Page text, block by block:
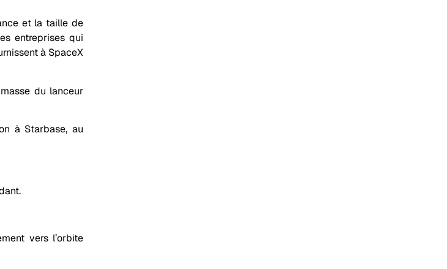
et la taille de
entreprises qui
à SpaceX
du lanceur
à Starbase, au
vers l’orbite